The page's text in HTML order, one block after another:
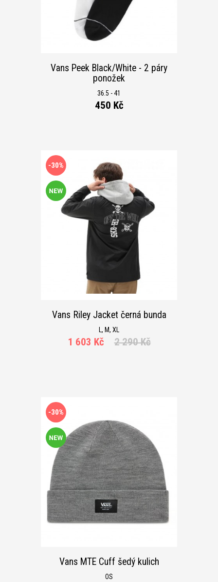
Vans Peek Black/White - 2 páry
ponožek
36.5 - 41
450 Kč
-30%
Vans Riley Jacket černá bunda
L, M, XL
1 603 Kč 2 290 Kč
-30%
Vans MTE Cuff šedý kulich
OS